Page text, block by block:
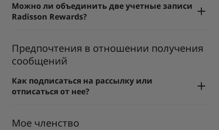
Можно ли объединить две учетные записи
Radisson Rewards?
Предпочтения в отношении получения
сообщений
Как подписаться на рассылку или
отписаться от нее?
Мое членство